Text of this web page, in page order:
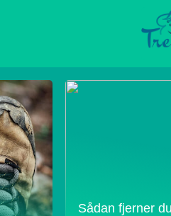
Sådan fjerner